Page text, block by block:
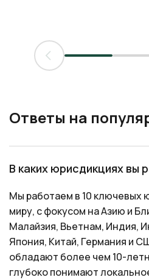
Ответы на
В каких юрисдикциях вы
Мы работаем в 10 ключевых
миру, с фокусом на Азию и
Малайзия, Вьетнам, Индия,
Япония, Китай, Германия и
обладают более чем 10-
глубоко понимают